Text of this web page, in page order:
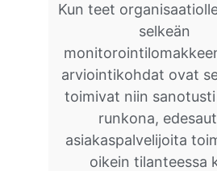
Kun teet
selkeän
arviointikohdat ovat
toimivat niin
runkona,
asiakaspalvelijoita
oikein tilanteessa